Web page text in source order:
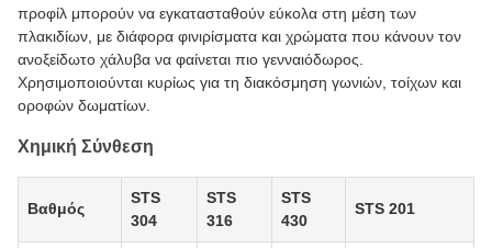
προφίλ μπορούν να εγκατασταθούν εύκολα στη μέση των
πλακιδίων, με διάφορα φινιρίσματα και χρώματα που κάνουν τον
ανοξείδωτο χάλυβα να φαίνεται πιο γενναιόδωρος.
Χρησιμοποιούνται κυρίως για τη διακόσμηση γωνιών, τοίχων και
οροφών δωματίων.
Χημική Σύνθεση
Βαθμός
STS
304
STS
316
STS
430
STS 201